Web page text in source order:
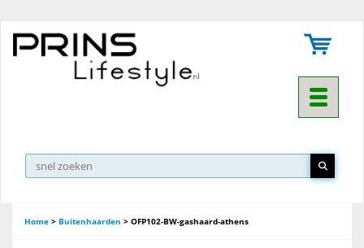
Toggle
Home > Buitenhaarden > OFP102-BW-gashaard-athens